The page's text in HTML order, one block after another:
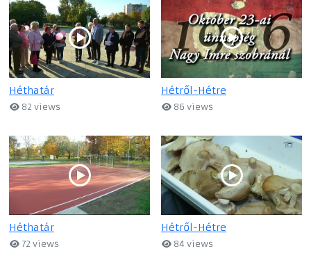
Héthatár
82 views
Hétről-Hétre
86 views
Héthatár
72 views
Hétről-Hétre
84 views